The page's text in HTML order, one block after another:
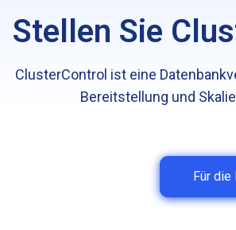
Stellen Sie
ClusterControl ist eine
Bereitstellung und
Für